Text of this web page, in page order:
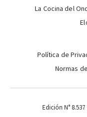
La Cocina del
Política de
Normas
Edición N°